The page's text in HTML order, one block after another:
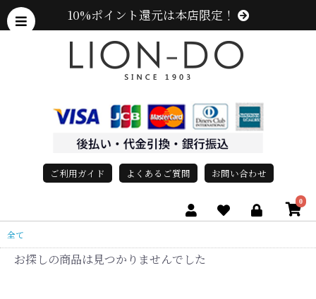
10%ポイント還元は本店限定！
ご利用ガイド よくあるご質問 お問い合わせ
0
全て
お探しの商品は見つかりませんでした